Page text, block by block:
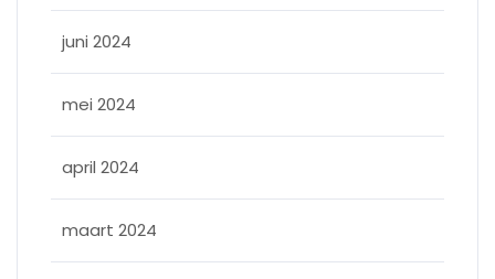
juni 2024
mei 2024
april 2024
maart 2024